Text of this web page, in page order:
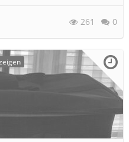
261 0